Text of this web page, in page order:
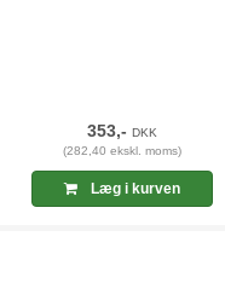
353,-DKK
(282,40 ekskl. moms)
Læg i kurven